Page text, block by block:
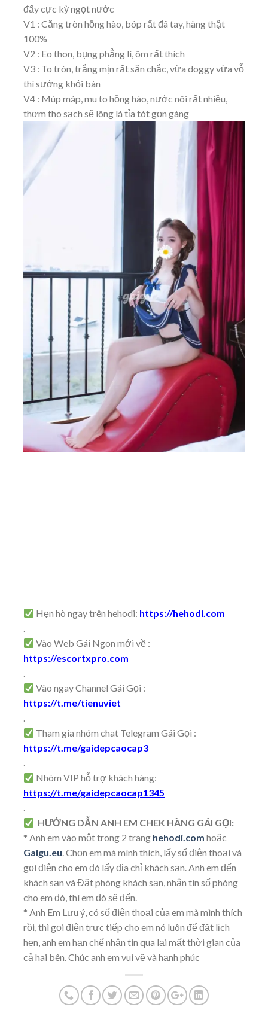
đấy cực kỳ ngọt nước
V1 : Căng tròn hồng hào, bóp rất đã tay, hàng thật
100%
V2 : Eo thon, bụng phẳng lì, ôm rất thích
V3 : To tròn, trắng mịn rất săn chắc, vừa doggy vừa vỗ
thì sướng khỏi bàn
V4 : Múp máp, mu to hồng hào, nước nôi rất nhiều,
thơm tho sạch sẽ lông lá tỉa tót gọn gàng
Hẹn hò ngay trên hehodi: https://hehodi.com
.
Vào Web Gái Ngon mới về :
https://escortxpro.com
.
Vào ngay Channel Gái Gọi :
https://t.me/tienuviet
.
Tham gia nhóm chat Telegram Gái Gọi :
https://t.me/gaidepcaocap3
.
Nhóm VIP hỗ trợ khách hàng:
https://t.me/gaidepcaocap1345
.
HƯỚNG DẪN ANH EM CHEK HÀNG GÁI GỌI:
* Anh em vào một trong 2 trang hehodi.com hoặc
Gaigu.eu. Chọn em mà mình thích, lấy số điện thoại và
gọi điện cho em đó lấy địa chỉ khách sạn. Anh em đến
khách sạn và Đặt phòng khách sạn, nhắn tin số phòng
cho em đó, thì em đó sẽ đến.
* Anh Em Lưu ý, có số điện thoại của em mà mình thích
rồi, thì gọi điện trực tiếp cho em nó luôn để đặt lịch
hẹn, anh em hạn chế nhắn tin qua lại mất thời gian của
cả hai bên. Chúc anh em vui vẽ và hạnh phúc